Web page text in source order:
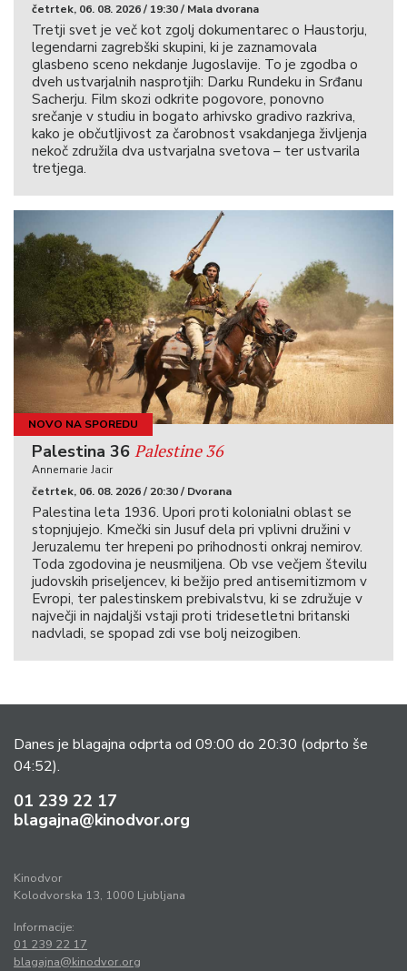
četrtek, 06. 08. 2026 / 19:30 / Mala dvorana
Tretji svet je več kot zgolj dokumentarec o Haustorju,
legendarni zagrebški skupini, ki je zaznamovala
glasbeno sceno nekdanje Jugoslavije. To je zgodba o
dveh ustvarjalnih nasprotjih: Darku Rundeku in Srđanu
Sacherju. Film skozi odkrite pogovore, ponovno
srečanje v studiu in bogato arhivsko gradivo razkriva,
kako je občutljivost za čarobnost vsakdanjega življenja
nekoč združila dva ustvarjalna svetova – ter ustvarila
tretjega.
NOVO NA SPOREDU
Palestina 36 Palestine 36
Annemarie Jacir
četrtek, 06. 08. 2026 / 20:30 / Dvorana
Palestina leta 1936. Upori proti kolonialni oblast se
stopnjujejo. Kmečki sin Jusuf dela pri vplivni družini v
Jeruzalemu ter hrepeni po prihodnosti onkraj nemirov.
Toda zgodovina je neusmiljena. Ob vse večjem številu
judovskih priseljencev, ki bežijo pred antisemitizmom v
Evropi, ter palestinskem prebivalstvu, ki se združuje v
največji in najdaljši vstaji proti tridesetletni britanski
nadvladi, se spopad zdi vse bolj neizogiben.
Danes je blagajna odprta od 09:00 do 20:30 (odprto še
04:52).
01 239 22 17
blagajna@kinodvor.org
Kinodvor
Kolodvorska 13, 1000 Ljubljana
Informacije:
01 239 22 17
blagajna@kinodvor.org